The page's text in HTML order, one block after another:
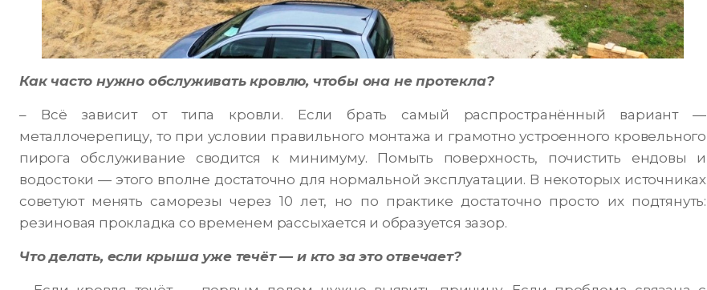
Как часто нужно обслуживать кровлю, чтобы она не протекла?
– Всё зависит от типа кровли. Если брать самый распространённый вариант —
металлочерепицу, то при условии правильного монтажа и грамотно устроенного кровельного
пирога обслуживание сводится к минимуму. Помыть поверхность, почистить ендовы и
водостоки — этого вполне достаточно для нормальной эксплуатации. В некоторых источниках
советуют менять саморезы через 10 лет, но по практике достаточно просто их подтянуть:
резиновая прокладка со временем рассыхается и образуется зазор.
Что делать, если крыша уже течёт — и кто за это отвечает?